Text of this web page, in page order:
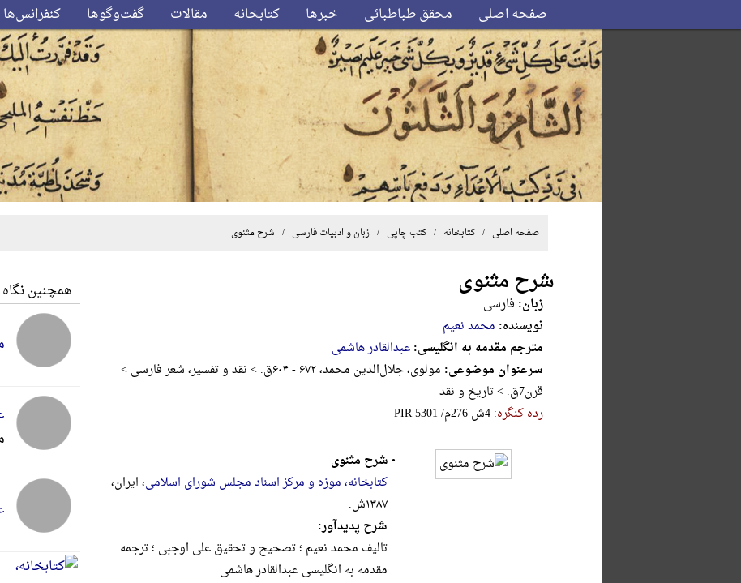
صفحه اصلی محقق طباطبائی خبرها کتابخانه مقالات گفت‌وگوها کنفرانس‌ها
صفحه اصلی / کتابخانه /کتب چاپی /زبان و ادبیات فارسی / شرح مثنوی
شرح مثنوی
زبان: فارسی
نویسنده: محمد نعیم
مترجم مقدمه به انگلیسی:عبدالقادر هاشمی
سرعنوان موضوعی:
مولوی، ج‍لال‌ال‍دی‍ن‌ م‍ح‍م‍د، ۶۷۲ - ۶۰۴ق‌. > نقد و تفسیر، شعر فارسی >
قرن7ق. > تاریخ و نقد
رده کنگره:‎P‎I‎R‎ ‎5‎3‎0‎1‎ ‎/‎م‎2‎7‎6‎ ‎ش‎4‎
•شرح مثنوی
کتابخانه، موزه و مرکز اسناد مجلس شورای اسلامی، ایران،
۱۳۸۷ش.
شرح پدیدآور:
تالیف محمد نعیم ؛ تصحیح و تحقیق علی اوجبی ؛ ترجمه
مقدمه به انگلیسی عبدالقادر هاشمی
همچنین